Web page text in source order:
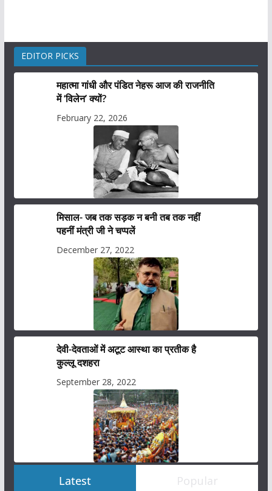
EDITOR PICKS
महात्मा गांधी और पंडित नेहरू आज की राजनीति
में ‘विलेन’ क्यों?
February 22, 2026
मिसाल- जब तक सड़क न बनी तब तक नहीं
पहनीं मंत्री जी ने चप्पलें
December 27, 2022
देवी-देवताओं में अटूट आस्था का प्रतीक है
कुल्लू दशहरा
September 28, 2022
Latest Popular